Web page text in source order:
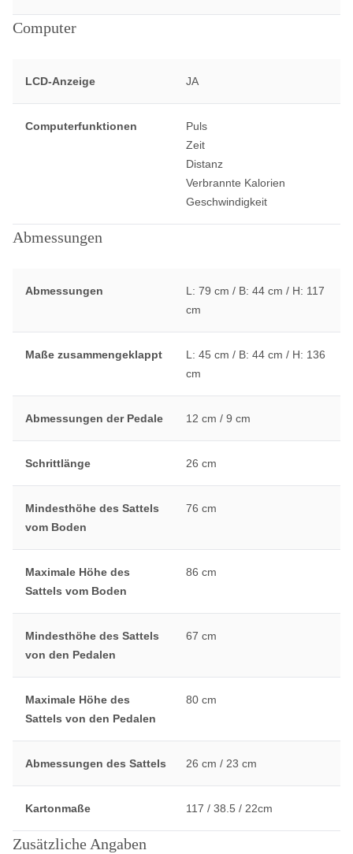
Computer
LCD-Anzeige JA
Computerfunktionen
Puls
Zeit
Distanz
Verbrannte Kalorien
Geschwindigkeit
Abmessungen
Abmessungen
L: 79 cm / B: 44 cm / H: 117
cm
Maße zusammengeklappt
L: 45 cm / B: 44 cm / H: 136
cm
Abmessungen der Pedale 12 cm / 9 cm
Schrittlänge 26 cm
Mindesthöhe des Sattels
vom Boden
76 cm
Maximale Höhe des
Sattels vom Boden
86 cm
Mindesthöhe des Sattels
von den Pedalen
67 cm
Maximale Höhe des
Sattels von den Pedalen
80 cm
Abmessungen des Sattels 26 cm / 23 cm
Kartonmaße 117 / 38.5 / 22cm
Zusätzliche Angaben